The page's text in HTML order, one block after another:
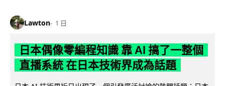
Lawton 1 日
日本偶像零編程知識 靠 AI 搞了一整個
直播系統 在日本技術界成為話題